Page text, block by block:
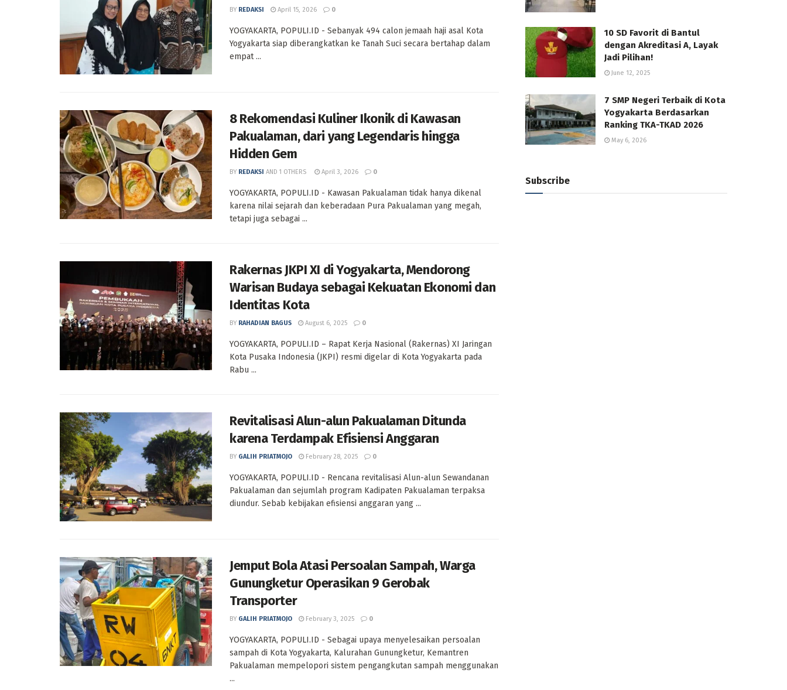
BY REDAKSI April 15, 2026 0
YOGYAKARTA, POPULI.ID - Sebanyak 494 calon jemaah haji asal Kota
Yogyakarta siap diberangkatkan ke Tanah Suci secara bertahap dalam
empat ...
8 Rekomendasi Kuliner Ikonik di Kawasan
Pakualaman, dari yang Legendaris hingga
Hidden Gem
BY REDAKSI AND 1 OTHERS April 3, 2026 0
YOGYAKARTA, POPULI.ID - Kawasan Pakualaman tidak hanya dikenal
karena nilai sejarah dan keberadaan Pura Pakualaman yang megah,
tetapi juga sebagai ...
Rakernas JKPI XI di Yogyakarta, Mendorong
Warisan Budaya sebagai Kekuatan Ekonomi dan
Identitas Kota
BY RAHADIAN BAGUS August 6, 2025 0
YOGYAKARTA, POPULI.ID – Rapat Kerja Nasional (Rakernas) XI Jaringan
Kota Pusaka Indonesia (JKPI) resmi digelar di Kota Yogyakarta pada
Rabu ...
Revitalisasi Alun-alun Pakualaman Ditunda
karena Terdampak Efisiensi Anggaran
BY GALIH PRIATMOJO February 28, 2025 0
YOGYAKARTA, POPULI.ID - Rencana revitalisasi Alun-alun Sewandanan
Pakualaman dan sejumlah program Kadipaten Pakualaman terpaksa
diundur. Sebab kebijakan efisiensi anggaran yang ...
Jemput Bola Atasi Persoalan Sampah, Warga
Gunungketur Operasikan 9 Gerobak
Transporter
BY GALIH PRIATMOJO February 3, 2025 0
YOGYAKARTA, POPULI.ID - Sebagai upaya menyelesaikan persoalan
sampah di Kota Yogyakarta, Kalurahan Gunungketur, Kemantren
Pakualaman mempelopori sistem pengangkutan sampah menggunakan
...
10 SD Favorit di Bantul
dengan Akreditasi A, Layak
Jadi Pilihan!
June 12, 2025
7 SMP Negeri Terbaik di Kota
Yogyakarta Berdasarkan
Ranking TKA-TKAD 2026
May 6, 2026
Subscribe